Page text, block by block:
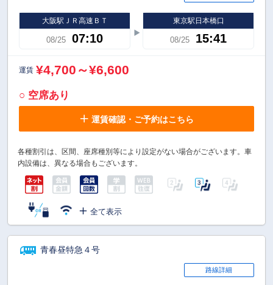
大阪駅ＪＲ高速ＢＴ
08/25 07:10
東京駅日本橋口
08/25 15:41
運賃 ¥4,700～¥6,600
○ 空席あり
運賃確認・ご予約はこちら
各種割引は、区間、座席種別等により設定がない場合がございます。車
内設備は、異なる場合もございます。
全て表示
青春昼特急４号
路線詳細